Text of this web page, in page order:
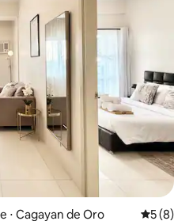
⋅ Cagayan de Oro 5 (8)